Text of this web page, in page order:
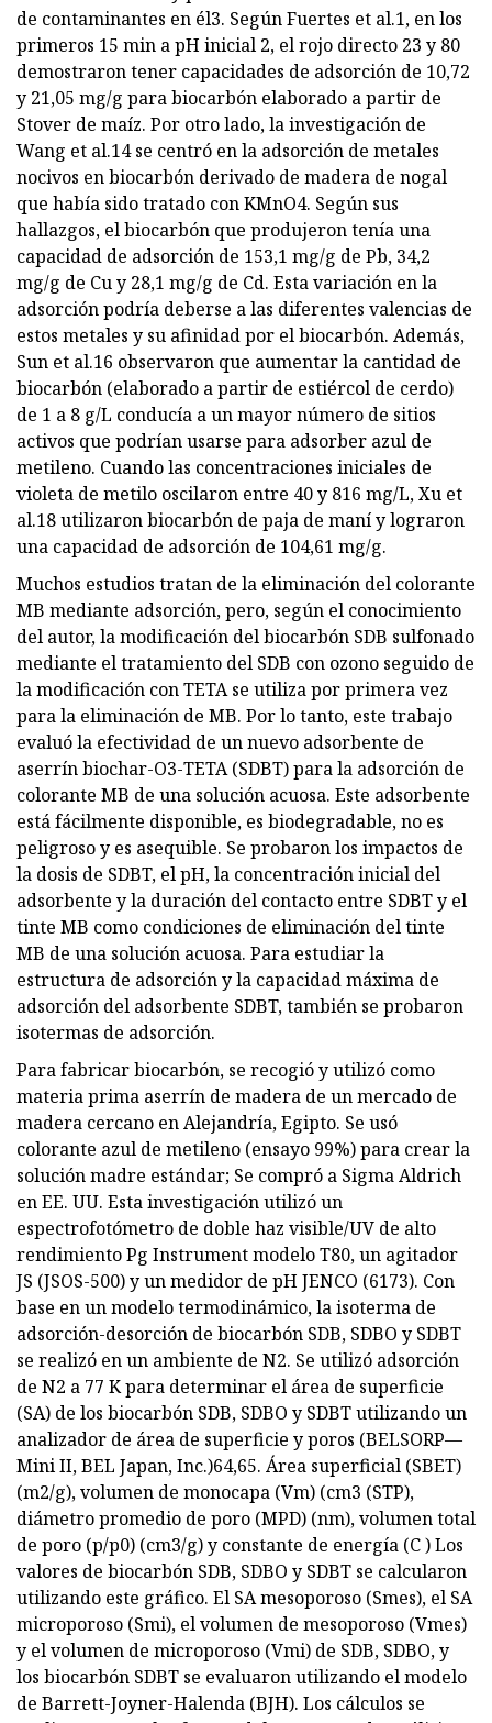
de contaminantes en él3. Según Fuertes et al.1, en los
primeros 15 min a pH inicial 2, el rojo directo 23 y 80
demostraron tener capacidades de adsorción de 10,72
y 21,05 mg/g para biocarbón elaborado a partir de
Stover de maíz. Por otro lado, la investigación de
Wang et al.14 se centró en la adsorción de metales
nocivos en biocarbón derivado de madera de nogal
que había sido tratado con KMnO4. Según sus
hallazgos, el biocarbón que produjeron tenía una
capacidad de adsorción de 153,1 mg/g de Pb, 34,2
mg/g de Cu y 28,1 mg/g de Cd. Esta variación en la
adsorción podría deberse a las diferentes valencias de
estos metales y su afinidad por el biocarbón. Además,
Sun et al.16 observaron que aumentar la cantidad de
biocarbón (elaborado a partir de estiércol de cerdo)
de 1 a 8 g/L conducía a un mayor número de sitios
activos que podrían usarse para adsorber azul de
metileno. Cuando las concentraciones iniciales de
violeta de metilo oscilaron entre 40 y 816 mg/L, Xu et
al.18 utilizaron biocarbón de paja de maní y lograron
una capacidad de adsorción de 104,61 mg/g.
Muchos estudios tratan de la eliminación del colorante
MB mediante adsorción, pero, según el conocimiento
del autor, la modificación del biocarbón SDB sulfonado
mediante el tratamiento del SDB con ozono seguido de
la modificación con TETA se utiliza por primera vez
para la eliminación de MB. Por lo tanto, este trabajo
evaluó la efectividad de un nuevo adsorbente de
aserrín biochar-O3-TETA (SDBT) para la adsorción de
colorante MB de una solución acuosa. Este adsorbente
está fácilmente disponible, es biodegradable, no es
peligroso y es asequible. Se probaron los impactos de
la dosis de SDBT, el pH, la concentración inicial del
adsorbente y la duración del contacto entre SDBT y el
tinte MB como condiciones de eliminación del tinte
MB de una solución acuosa. Para estudiar la
estructura de adsorción y la capacidad máxima de
adsorción del adsorbente SDBT, también se probaron
isotermas de adsorción.
Para fabricar biocarbón, se recogió y utilizó como
materia prima aserrín de madera de un mercado de
madera cercano en Alejandría, Egipto. Se usó
colorante azul de metileno (ensayo 99%) para crear la
solución madre estándar; Se compró a Sigma Aldrich
en EE. UU. Esta investigación utilizó un
espectrofotómetro de doble haz visible/UV de alto
rendimiento Pg Instrument modelo T80, un agitador
JS (JSOS-500) y un medidor de pH JENCO (6173). Con
base en un modelo termodinámico, la isoterma de
adsorción-desorción de biocarbón SDB, SDBO y SDBT
se realizó en un ambiente de N2. Se utilizó adsorción
de N2 a 77 K para determinar el área de superficie
(SA) de los biocarbón SDB, SDBO y SDBT utilizando un
analizador de área de superficie y poros (BELSORP—
Mini II, BEL Japan, Inc.)64,65. Área superficial (SBET)
(m2/g), volumen de monocapa (Vm) (cm3 (STP),
diámetro promedio de poro (MPD) (nm), volumen total
de poro (p/p0) (cm3/g) y constante de energía (C ) Los
valores de biocarbón SDB, SDBO y SDBT se calcularon
utilizando este gráfico. El SA mesoporoso (Smes), el SA
microporoso (Smi), el volumen de mesoporoso (Vmes)
y el volumen de microporoso (Vmi) de SDB, SDBO, y
los biocarbón SDBT se evaluaron utilizando el modelo
de Barrett-Joyner-Halenda (BJH). Los cálculos se